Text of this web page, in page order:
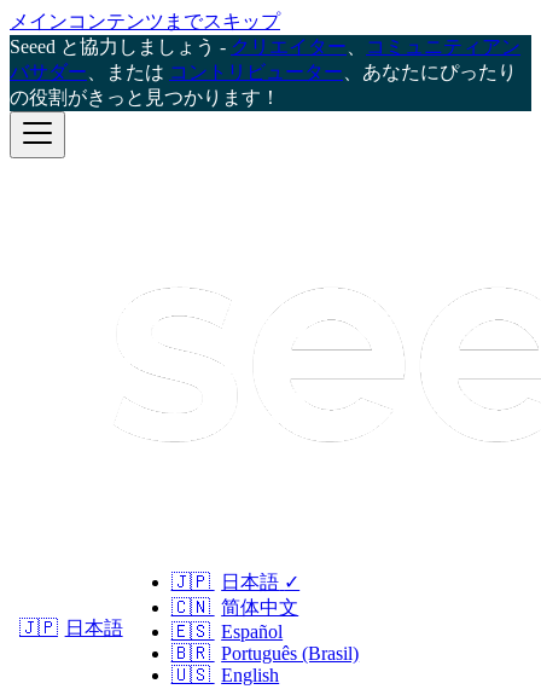
メインコンテンツまでスキップ
Seeed と協力しましょう - クリエイター
コミュニティアン
バサダー 、または コントリビューター 、あなたにぴったり
の役割がきっと見つかります！
🇯🇵 日本語
🇯🇵 日本語 ✓
🇨🇳 简体中文
🇪🇸 Español
🇧🇷 Português (Brasil)
🇺🇸 English